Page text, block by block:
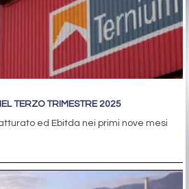
TERZO TRIMESTRE 2025
ed Ebitda nei primi nove mesi